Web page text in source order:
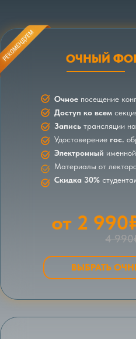
ОЧНЫЙ
от 2
4
Очное посещение
Доступ ко всем
Запись трансляции на
Удостоверение гос.
Электронный
Материалы от
Скидка 30%
ВЫБРАТЬ